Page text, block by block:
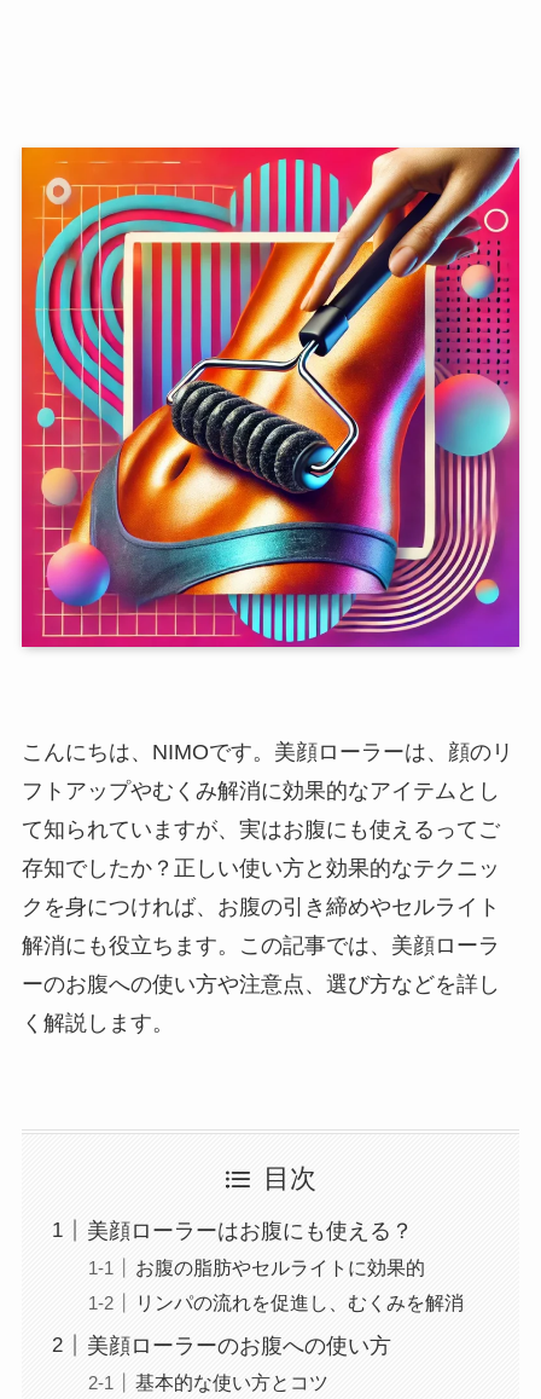
こんにちは、NIMOです。美顔ローラーは、顔のリ
フトアップやむくみ解消に効果的なアイテムとし
て知られていますが、実はお腹にも使えるってご
存知でしたか？正しい使い方と効果的なテクニッ
クを身につければ、お腹の引き締めやセルライト
解消にも役立ちます。この記事では、美顔ローラ
ーのお腹への使い方や注意点、選び方などを詳し
く解説します。
目次
美顔ローラーはお腹にも使える？
お腹の脂肪やセルライトに効果的
リンパの流れを促進し、むくみを解消
美顔ローラーのお腹への使い方
基本的な使い方とコツ